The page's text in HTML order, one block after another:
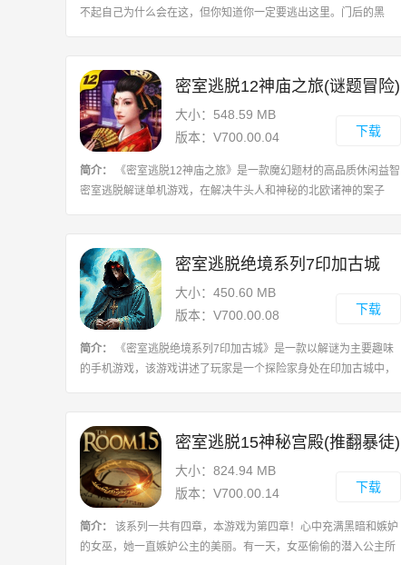
不起自己为什么会在这，但你知道你一定要逃出这里。门后的黑
密室逃脱12神庙之旅(谜题冒险)
大小：548.59 MB
版本：V700.00.04
下载
简介：
《密室逃脱12神庙之旅》是一款魔幻题材的高品质休闲益智
密室逃脱解谜单机游戏，在解决牛头人和神秘的北欧诸神的案子
密室逃脱绝境系列7印加古城
大小：450.60 MB
版本：V700.00.08
下载
简介：
《密室逃脱绝境系列7印加古城》是一款以解谜为主要趣味
的手机游戏，该游戏讲述了玩家是一个探险家身处在印加古城中，
密室逃脱15神秘宫殿(推翻暴徒)
大小：824.94 MB
版本：V700.00.14
下载
简介：
该系列一共有四章，本游戏为第四章！心中充满黑暗和嫉妒
的女巫，她一直嫉妒公主的美丽。有一天，女巫偷偷的潜入公主所